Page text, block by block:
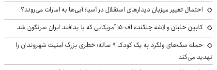
احتمال تغییر میزبان دیدارهای استقلال در آسیا؛ آبی‌ها به امارات می‌روند؟
کابین خلبان و لاشه جنگنده اف-۱۵ آمریکایی که با پدافند ایران سرنگون شد
حمله سگ‌های ولگرد به یک کودک ۹ ساله؛ خطری بزرگ امنیت شهروندان را
تهدید می‌کند